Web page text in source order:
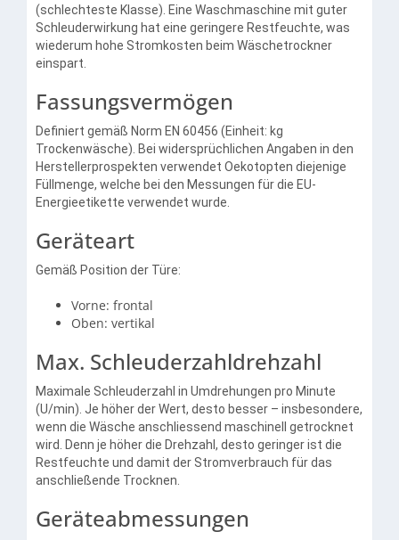
(schlechteste Klasse). Eine Waschmaschine mit guter
Schleuderwirkung hat eine geringere Restfeuchte, was
wiederum hohe Stromkosten beim Wäschetrockner
einspart.
Fassungsvermögen
Definiert gemäß Norm EN 60456 (Einheit: kg
Trockenwäsche). Bei widersprüchlichen Angaben in den
Herstellerprospekten verwendet Oekotopten diejenige
Füllmenge, welche bei den Messungen für die EU-
Energieetikette verwendet wurde.
Geräteart
Gemäß Position der Türe:
Vorne: frontal
Oben: vertikal
Max. Schleuderzahldrehzahl
Maximale Schleuderzahl in Umdrehungen pro Minute
(U/min). Je höher der Wert, desto besser – insbesondere,
wenn die Wäsche anschliessend maschinell getrocknet
wird. Denn je höher die Drehzahl, desto geringer ist die
Restfeuchte und damit der Stromverbrauch für das
anschließende Trocknen.
Geräteabmessungen